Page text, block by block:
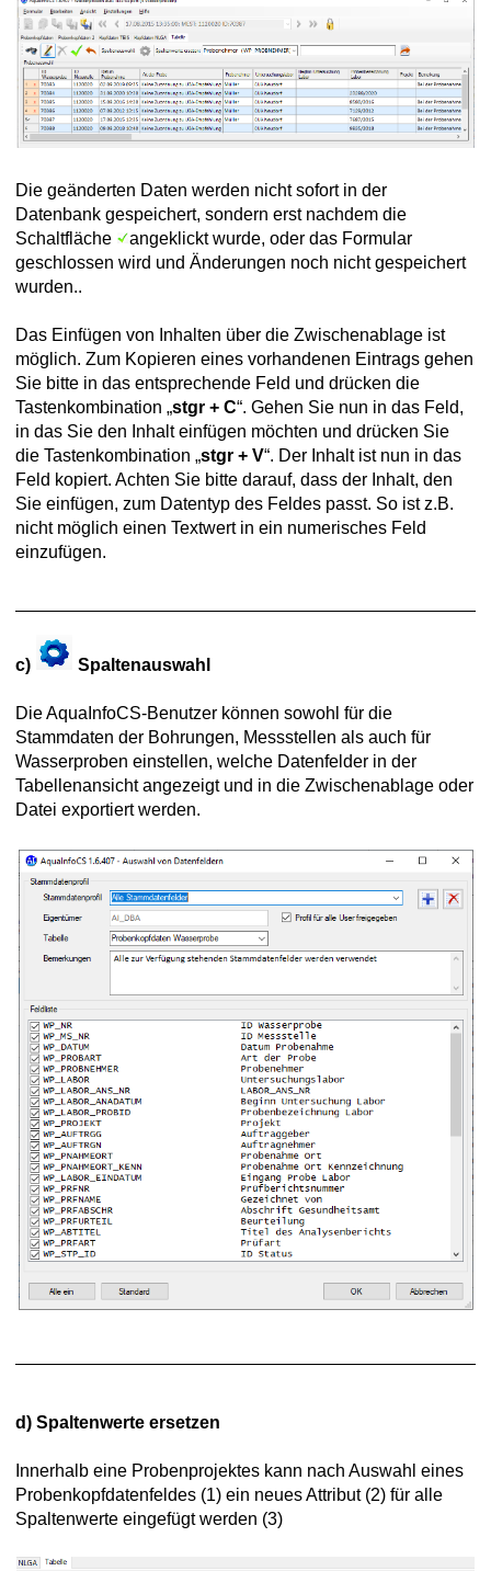
Die geänderten Daten werden nicht sofort in der
Datenbank gespeichert, sondern erst nachdem die
Schaltfläche
angeklickt wurde, oder das Formular
geschlossen wird und Änderungen noch nicht gespeichert
wurden..
Das Einfügen von Inhalten über die Zwischenablage ist
möglich. Zum Kopieren eines vorhandenen Eintrags gehen
Sie bitte in das entsprechende Feld und drücken die
Tastenkombination „stgr + C“. Gehen Sie nun in das Feld,
in das Sie den Inhalt einfügen möchten und drücken Sie
die Tastenkombination „stgr + V“. Der Inhalt ist nun in das
Feld kopiert. Achten Sie bitte darauf, dass der Inhalt, den
Sie einfügen, zum Datentyp des Feldes passt. So ist z.B.
nicht möglich einen Textwert in ein numerisches Feld
einzufügen.
c) Spaltenauswahl
Die AquaInfoCS-Benutzer können sowohl für die
Stammdaten der Bohrungen, Messstellen als auch für
Wasserproben einstellen, welche Datenfelder in der
Tabellenansicht angezeigt und in die Zwischenablage oder
Datei exportiert werden.
d) Spaltenwerte ersetzen
Innerhalb eine Probenprojektes kann nach Auswahl eines
Probenkopfdatenfeldes (1) ein neues Attribut (2) für alle
Spaltenwerte eingefügt werden (3)